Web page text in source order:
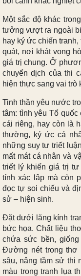
Một sắc độ khác
tưởng vượt ra ngoài
hay ký ức chiến
quát, nơi khát vọng
giá trị chung. Ở
chuyển dịch của thi
hiện thực sang vai trò
Tinh thần yêu nước
tâm: tình yêu Tổ
cái riêng, hay còn là
thường, ký ức cá
những suy tư triết
mất mát cá nhân và
triết lý khiến giá trị
tính xác lập mà còn
đọc tự soi chiếu và
sử – hiện sinh.
Đặt dưới lăng kính
bức họa. Chất liệu
chứa sức bền,
Đường nét trong thơ
sâu, nâng tầm sử thi
màu trong tranh lụa